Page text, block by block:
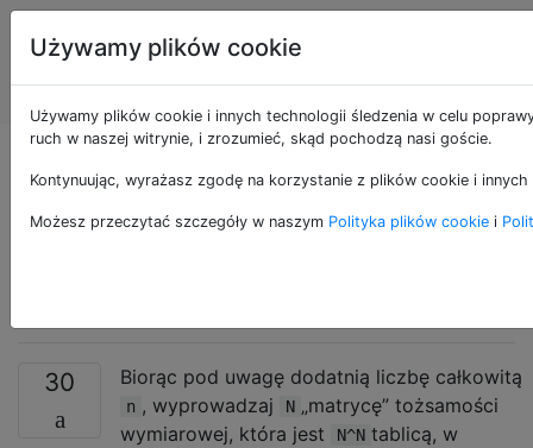
Programowanie
puzzli i Code
Golf
„Matryca”
tożsamości N-
30 Biorąc pod uwagę dodatnią liczbę całkowitą
n , wyprowadzaj N „matrycę” tożsamości
wymiarowej, która jest
N^N tablicą, w
Używamy plików cookie
Używamy plików cookie i innych technologii śledzenia w celu
ruch w naszej witrynie, i zrozumieć, skąd pochodzą nasi goście.
Kontynuując, wyrażasz zgodę na korzystanie z plików cookie i
Możesz przeczytać szczegóły w naszym Polityka plików cookie i